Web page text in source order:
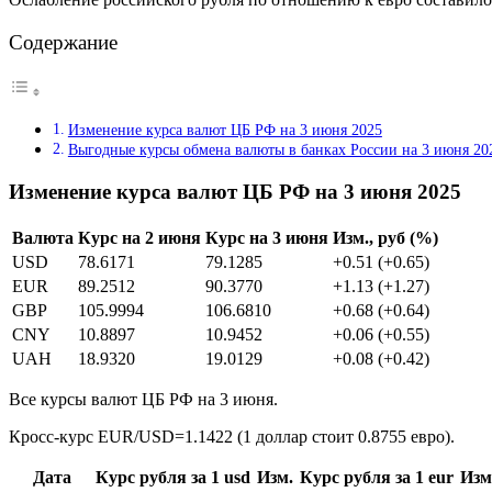
Содержание
Изменение курса валют ЦБ РФ на 3 июня 2025
Выгодные курсы обмена валюты в банках России на 3 июня
Изменение курса валют ЦБ РФ на 3 июня 2025
Валюта Курс на 2 июня Курс на 3 июня Изм., руб (%)
USD
78.6171 79.1285
+0.51 (+0.65)
EUR
89.2512 90.3770
+1.13 (+1.27)
GBP
105.9994 106.6810
+0.68 (+0.64)
CNY
10.8897 10.9452
+0.06 (+0.55)
UAH
18.9320 19.0129 +0.08 (+0.42)
Все курсы валют ЦБ РФ на 3 июня.
Кросс-курс EUR/USD=1.1422 (1 доллар стоит 0.8755 евро).
Дата Курс рубля за 1 usd Изм. Курс рубля за 1 eur